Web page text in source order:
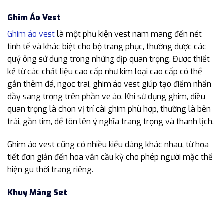
Ghim Áo Vest
Ghim áo vestlà một phụ kiện vest nam mang đến nét
tinh tế và khác biệt cho bộ trang phục, thường được các
quý ông sử dụng trong những dịp quan trọng. Được thiết
kế từ các chất liệu cao cấp như kim loại cao cấp có thể
gắn thêm đá, ngọc trai, ghim áo vest giúp tạo điểm nhấn
đầy sang trọng trên phần ve áo. Khi sử dụng ghim, điều
quan trọng là chọn vị trí cài ghim phù hợp, thường là bên
trái, gần tim, để tôn lên ý nghĩa trang trọng và thanh lịch.
Ghim áo vest cũng có nhiều kiểu dáng khác nhau, từ họa
tiết đơn giản đến hoa văn cầu kỳ cho phép người mặc thể
hiện gu thời trang riêng.
Khuy Măng Set